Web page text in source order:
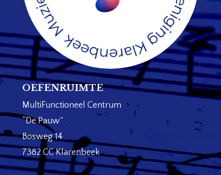
OEFENRUIMTE
MultiFunctioneel Centrum
“De Pauw”
Bosweg 14
7382 CC Klarenbeek